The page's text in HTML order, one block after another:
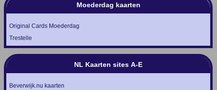
Moederdag kaarten
Original Cards Moederdag
Trestelle
NL Kaarten sites A-E
Beverwijk.nu kaarten